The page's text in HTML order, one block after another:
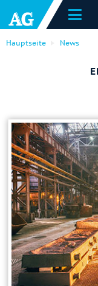
Hauptseite News